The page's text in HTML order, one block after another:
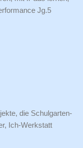
Jg.5
die Schulgarten-
Ich-Werkstatt